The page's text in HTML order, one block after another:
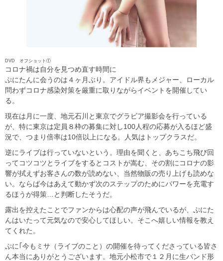
DVD オフショット①
コロナ禍は自分を見つめ直す時間に
ぷにたんに会うのは４ヶ月ぶり。アイドル界もメジャー、ローカル
問わずコロナ感染対策を厳重に取りながらイベントを開催してい
る。
現在は月に一度、地元石川と東京でグラビア撮影会を行っている
が、特に東京は定員８枠の募集に対し100人程の応募が入るほど盛
況で、つまり倍率は10倍以上になる。人気はトップクラスだ。
逆にライブは行っていないという。理由を聞くと、あちこち飛び回
ってコツコツとライブをするとコストが嵩む、その割にコロナの影
響が拭えずお客さんの数が読めない、当然物販の売り上げも読めな
い。ならば今はあえて動かず次のステップのためにパワーを充電す
るほうが得策…と判断したそうだ。
露出を控えたことでファンからは心配の声が飛んでいるが、ぷにた
んはいたって元気なので安心してほしい。そこへ嬉しい情報を教え
てくれた。
ぷに｢今もミサ（ライブのこと）の開催を待ってくださっている皆さ
ん本当にありがとうございます。地元小松市で１２月に生バンド形